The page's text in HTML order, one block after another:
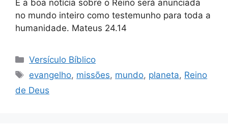
E a boa notícia sobre o Reino será anunciada
no mundo inteiro como testemunho para toda a
humanidade. Mateus 24.14
Categorias
Versículo Bíblico
Tags
evangelho, missões, mundo, planeta, Reino
de Deus